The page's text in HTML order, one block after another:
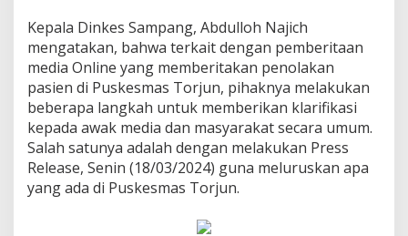
Kepala Dinkes Sampang, Abdulloh Najich
mengatakan, bahwa terkait dengan pemberitaan
media Online yang memberitakan penolakan
pasien di Puskesmas Torjun, pihaknya melakukan
beberapa langkah untuk memberikan klarifikasi
kepada awak media dan masyarakat secara umum.
Salah satunya adalah dengan melakukan Press
Release, Senin (18/03/2024) guna meluruskan apa
yang ada di Puskesmas Torjun.